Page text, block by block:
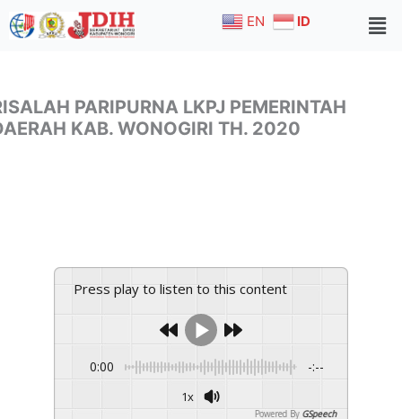
to
EN ID
PARIPURNA LKPJ PEMERINTAH
KAB. WONOGIRI TH. 2020
Press play to listen to this content
0:00 -:--
1x
Powered By GSpeech